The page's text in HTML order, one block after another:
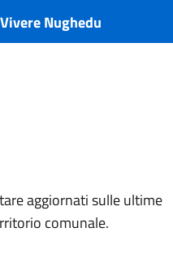
Vivere Nughedu
aggiornati sulle ultime
comunale.